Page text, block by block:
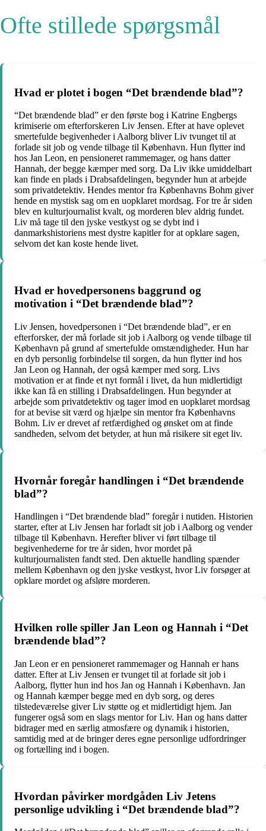
Ofte stillede spørgsmål
Hvad er plotet i bogen “Det brændende blad”?
“Det brændende blad” er den første bog i Katrine Engbergs
krimiserie om efterforskeren Liv Jensen. Efter at have oplevet
smertefulde begivenheder i Aalborg bliver Liv tvunget til at
forlade sit job og vende tilbage til København. Hun flytter ind
hos Jan Leon, en pensioneret rammemager, og hans datter
Hannah, der begge kæmper med sorg. Da Liv ikke umiddelbart
kan finde en plads i Drabsafdelingen, begynder hun at arbejde
som privatdetektiv. Hendes mentor fra Københavns Bohm giver
hende en mystisk sag om en uopklaret mordsag. For tre år siden
blev en kulturjournalist kvalt, og morderen blev aldrig fundet.
Liv må tage til den jyske vestkyst og se dybt ind i
danmarkshistoriens mest dystre kapitler for at opklare sagen,
selvom det kan koste hende livet.
Hvad er hovedpersonens baggrund og
motivation i “Det brændende blad”?
Liv Jensen, hovedpersonen i “Det brændende blad”, er en
efterforsker, der må forlade sit job i Aalborg og vende tilbage til
København på grund af smertefulde omstændigheder. Hun har
en dyb personlig forbindelse til sorgen, da hun flytter ind hos
Jan Leon og Hannah, der også kæmper med sorg. Livs
motivation er at finde et nyt formål i livet, da hun midlertidigt
ikke kan få en stilling i Drabsafdelingen. Hun begynder at
arbejde som privatdetektiv og tager imod en uopklaret mordsag
for at bevise sit værd og hjælpe sin mentor fra Københavns
Bohm. Liv er drevet af retfærdighed og ønsket om at finde
sandheden, selvom det betyder, at hun må risikere sit eget liv.
Hvornår foregår handlingen i “Det brændende
blad”?
Handlingen i “Det brændende blad” foregår i nutiden. Historien
starter, efter at Liv Jensen har forladt sit job i Aalborg og vender
tilbage til København. Herefter bliver vi ført tilbage til
begivenhederne for tre år siden, hvor mordet på
kulturjournalisten fandt sted. Den aktuelle handling spænder
mellem København og den jyske vestkyst, hvor Liv forsøger at
opklare mordet og afsløre morderen.
Hvilken rolle spiller Jan Leon og Hannah i “Det
brændende blad”?
Jan Leon er en pensioneret rammemager og Hannah er hans
datter. Efter at Liv Jensen er tvunget til at forlade sit job i
Aalborg, flytter hun ind hos Jan og Hannah i København. Jan
og Hannah kæmper begge med en dyb sorg, og deres
tilstedeværelse giver Liv støtte og et midlertidigt hjem. Jan
fungerer også som en slags mentor for Liv. Han og hans datter
bidrager med en særlig atmosfære og dynamik i historien,
samtidig med at de bringer deres egne personlige udfordringer
og fortælling ind i bogen.
Hvordan påvirker mordgåden Liv Jetens
personlige udvikling i “Det brændende blad”?